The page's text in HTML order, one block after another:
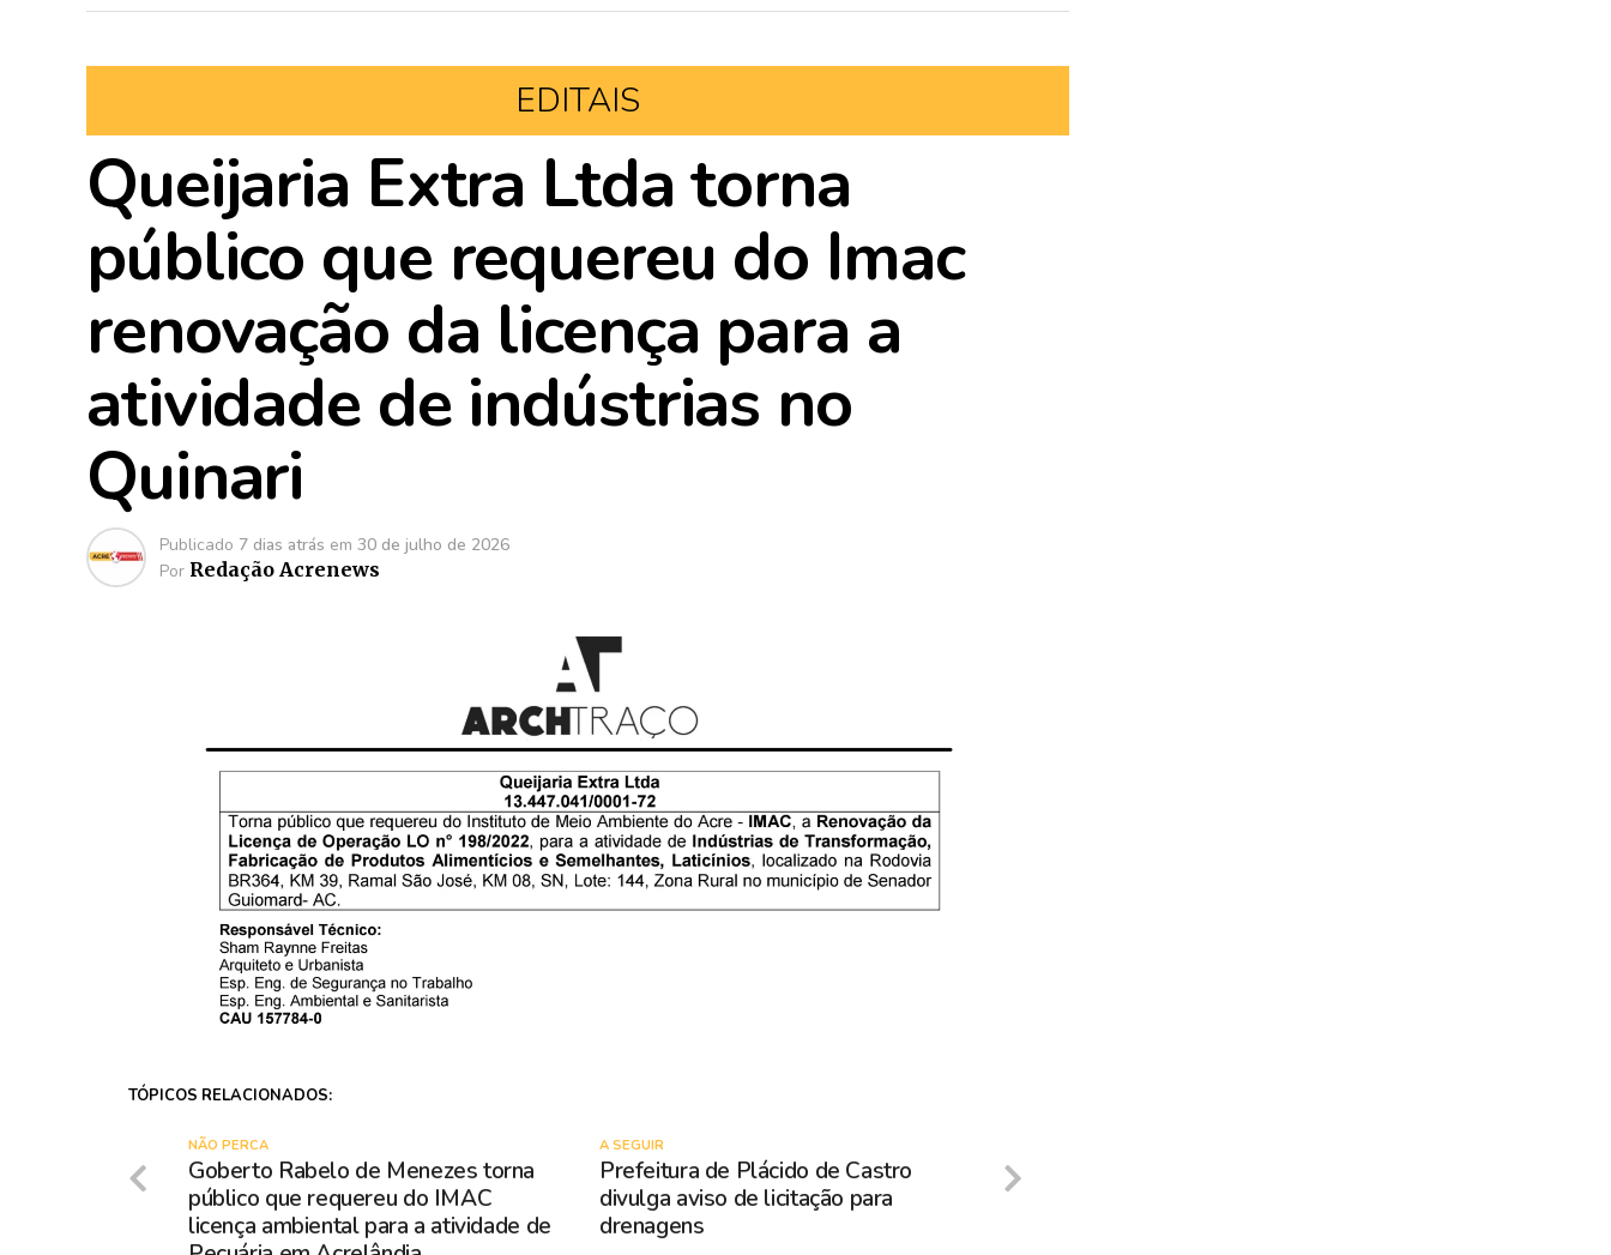
EDITAIS
Queijaria Extra Ltda torna
público que requereu do Imac
renovação da licença para a
atividade de indústrias no
Quinari
Publicado 7 dias atrás em 30 de julho de 2026
Por Redação Acrenews
TÓPICOS RELACIONADOS:
A SEGUIR
Prefeitura de Plácido de Castro
divulga aviso de licitação para
drenagens
NÃO PERCA
Goberto Rabelo de Menezes torna
público que requereu do IMAC
licença ambiental para a atividade de